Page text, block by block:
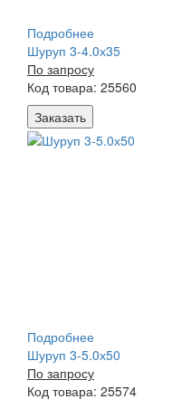
Подробнее
Шуруп 3-4.0х35
По запросу
Код товара: 25560
Заказать
Подробнее
Шуруп 3-5.0х50
По запросу
Код товара: 25574